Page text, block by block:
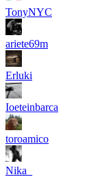
TonyNYC
ariete69m
Erluki
Ioeteinbarca
toroamico
Nika_